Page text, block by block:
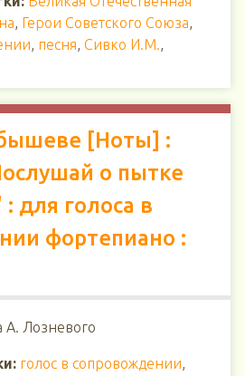
, Герои Советского Союза,
, песня, Сивко И.М.,
[Ноты] :
о пытке
для голоса в
фортепиано :
А. Лозневого
голос в сопровождении,